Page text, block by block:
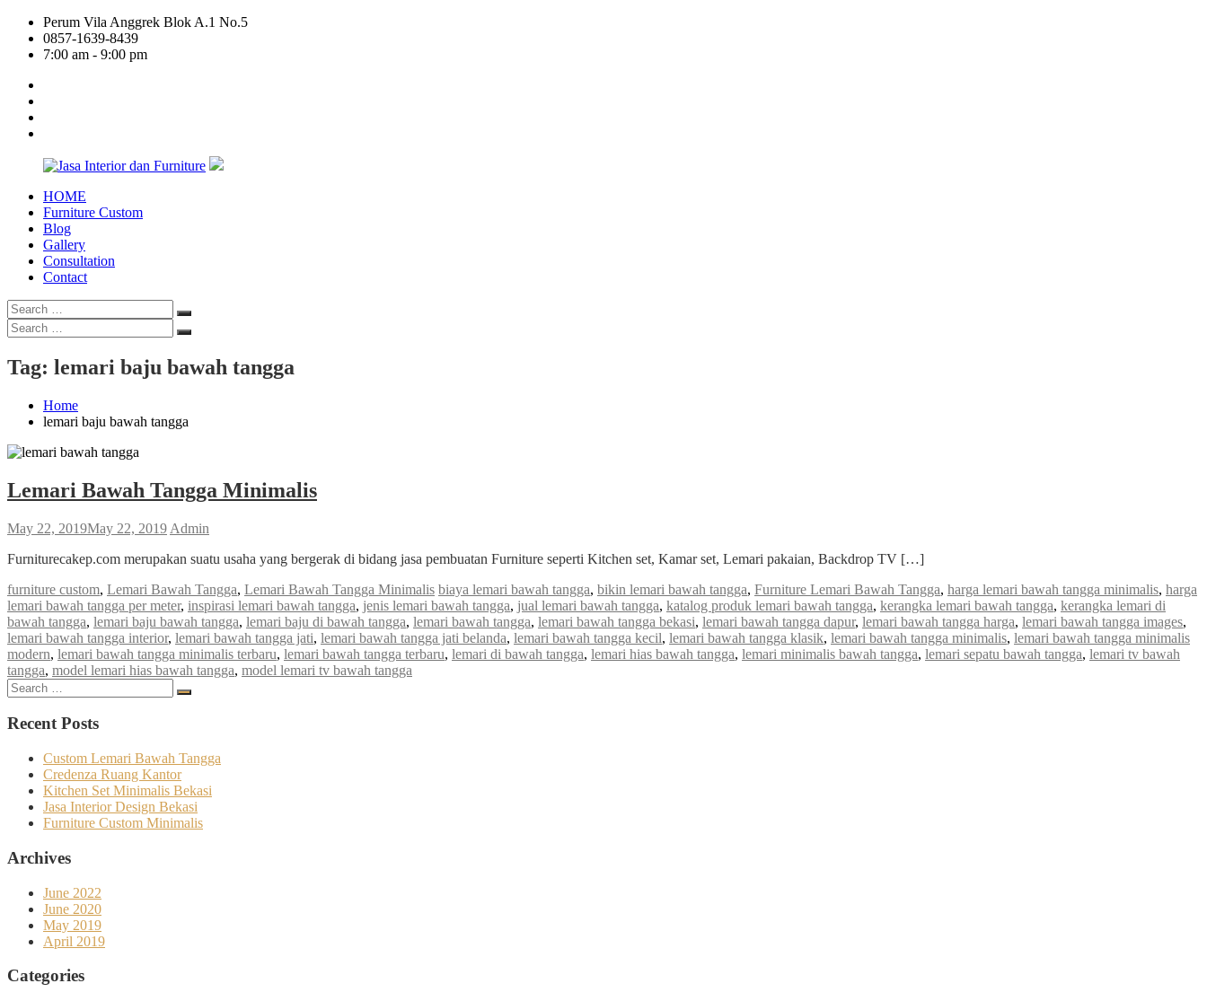
Skip
content
Perum Vila Anggrek Blok A.1 No.5
0857-1639-8439
7:00 am - 9:00 pm
Jasa
Interior
Furniture
HOME
Furniture Custom
Blog
Gallery
Consultation
Contact
Search
for:
Search
Search
for:
Search
Tag: lemari baju bawah tangga
Home
lemari baju bawah tangga
Lemari Bawah Tangga Minimalis
May 22, 2019May 22, 2019 Admin
Furniturecakep.com merupakan suatu usaha yang bergerak di bidang jasa pembuatan Furniture seperti Kitchen set, Kamar set, Lemari pakaian, Backdrop TV […]
furniture custom, Lemari Bawah Tangga, Lemari Bawah Tangga Minimalis biaya lemari bawah tangga, bikin lemari bawah tangga, Furniture Lemari Bawah Tangga, harga lemari bawah tangga minimalis, harga
lemari bawah tangga per meter, inspirasi lemari bawah tangga, jenis lemari bawah tangga, jual lemari bawah tangga, katalog produk lemari bawah tangga, kerangka lemari bawah tangga, kerangka lemari di
bawah tangga, lemari baju bawah tangga, lemari baju di bawah tangga, lemari bawah tangga, lemari bawah tangga bekasi, lemari bawah tangga dapur, lemari bawah tangga harga, lemari bawah tangga images,
lemari bawah tangga interior, lemari bawah tangga jati, lemari bawah tangga jati belanda, lemari bawah tangga kecil, lemari bawah tangga klasik, lemari bawah tangga minimalis, lemari bawah tangga minimalis
modern, lemari bawah tangga minimalis terbaru, lemari bawah tangga terbaru, lemari di bawah tangga, lemari hias bawah tangga, lemari minimalis bawah tangga, lemari sepatu bawah tangga, lemari tv bawah
tangga, model lemari hias bawah tangga, model lemari tv bawah tangga
Search
for:
Search
Recent Posts
Custom Lemari Bawah Tangga
Credenza Ruang Kantor
Kitchen Set Minimalis Bekasi
Jasa Interior Design Bekasi
Furniture Custom Minimalis
Archives
June 2022
June 2020
May 2019
April 2019
Categories